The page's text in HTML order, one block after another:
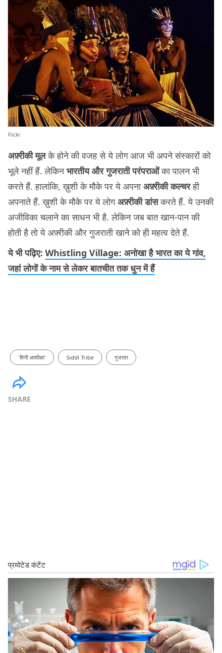
Flickr
अफ़्रीकी मूलके होने की वजह से ये लोग आज भी अपने संस्कारों को
भूले नहीं हैं. लेकिनभारतीय और गुजराती परंपराओंका पालन भी
करते हैं. हालांकि, ख़ुशी के मौके पर ये अपनाअफ़्रीकी कल्चरही
अपनाते हैं. ख़ुशी के मौके पर ये लोगअफ़्रीकी डांसकरते हैं. ये उनकी
अजीविका चलाने का साधन भी है. लेकिन जब बात खान-पान की
होती है तो ये अफ़्रीकी और गुजराती खाने को ही महत्व देते हैं.
ये भी पढ़िए: Whistling Village: अनोखा है भारत का ये गांव,
जहां लोगों के नाम से लेकर बातचीत तक धुन में हैं
'मिनी अफ़्रीका' Siddi Tribe गुजरात
SHARE